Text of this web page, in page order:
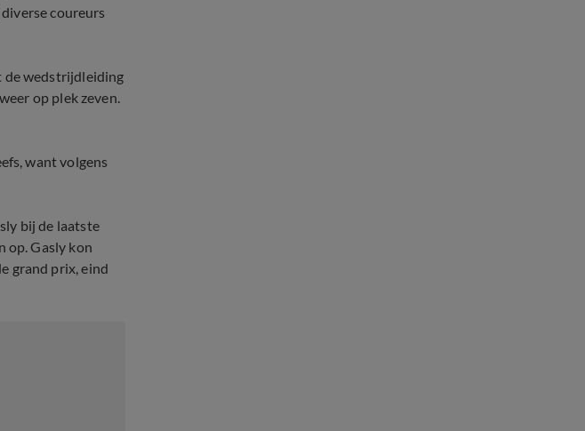
coureurs
de wedstrijdleiding
op plek zeven.
want volgens
bij de laatste
op. Gasly kon
grand prix, eind